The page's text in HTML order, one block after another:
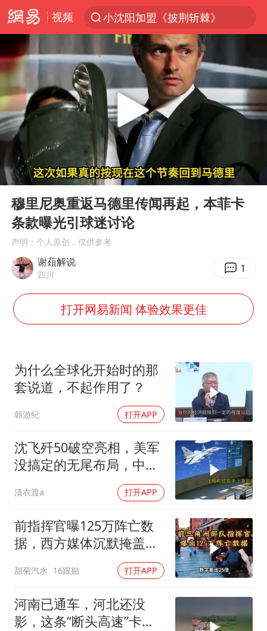
视频
小沈阳加盟《披荆斩棘》
白海豚雨量超越利奇马、巴威
人形机器人第一股
上海地铁4条线路全线停运
宇树申购 中一签有望赚20万元
4.2平卫生间补漏注胶花1.55万
白海豚路径图
武汉3名城管协管员殴打摊主被刑拘
律师谈贾冰私人饭局被偷拍
面对面丨蔡磊：与渐冻症抗争 纵使不敌 也不屈服
手机真会“偷听”我们说话吗
加沙约14万栋建筑被完全摧毁
Play
00:00 01:49
穆里尼奥重返马德里传闻再起，本菲卡
条款曝光引球迷讨论
声明：个人原创，仅供参考
谢葅解说
四川 1
打开网易新闻 体验效果更佳
为什么全球化开始时的那
套说道，不起作用了？
韩游纪 打开APP
沈飞歼50破空亮相，美军
没搞定的无尾布局，中国
清衣渡a 打开APP
前指挥官曝125万阵亡数
据，西方媒体沉默掩盖真
甜菊汽水 16跟贴 打开APP
河南已通车，河北还没
影，这条“断头高速”卡在